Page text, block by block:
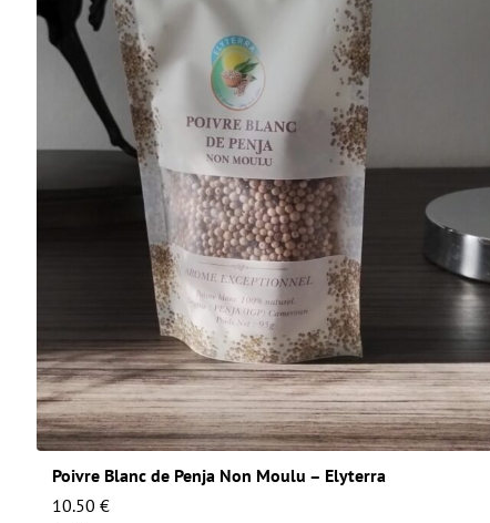
Poivre Blanc de Penja Non Moulu – Elyterra
10.50 €